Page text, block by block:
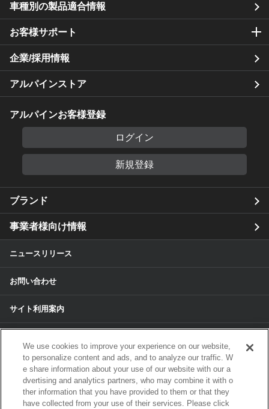
車種別の製品適合情報
お客様サポート
企業/採用情報
アルパインストア
アルパインお客様登録
ログイン
新規登録
ブランド
事業者様向け情報
ニュースリリース
お問い合わせ
サイト利用案内
個人情報のお取扱いについて
各種サービスの個人情報保護方針
We use cookies to improve your experience on our website,
to personalize content and ads, and to analyze our traffic. W
e share information about your use of our website with our a
dvertising and analytics partners, who may combine it with o
ther information that you have provided to them or that they
have collected from your use of their services. Please click